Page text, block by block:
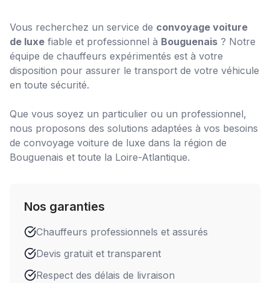
Vous recherchez un service de convoyage voiture
de luxe fiable et professionnel à Bouguenais ? Notre
équipe de chauffeurs expérimentés est à votre
disposition pour assurer le transport de votre véhicule
en toute sécurité.
Que vous soyez un particulier ou un professionnel,
nous proposons des solutions adaptées à vos besoins
de convoyage voiture de luxe dans la région de
Bouguenais et toute la Loire-Atlantique.
Nos garanties
Chauffeurs professionnels et assurés
Devis gratuit et transparent
Respect des délais de livraison